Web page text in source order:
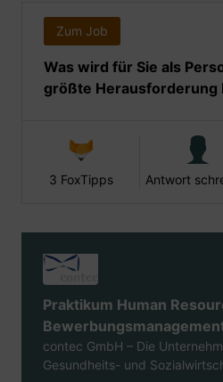
Zum Job
Was wird für Sie als
größte Herausforderung
3 FoxTipps Antwort
Praktikum Human
contec GmbH – Die
Gesundheits- und